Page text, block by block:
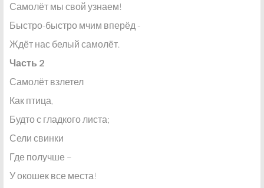
Самолёт мы свой узнаем!
Быстро-быстро мчим вперёд -
Ждёт нас белый самолёт.
Часть 2
Самолёт взлетел
Как птица,
Будто с гладкого листа;
Сели свинки
Где получше –
У окошек все места!